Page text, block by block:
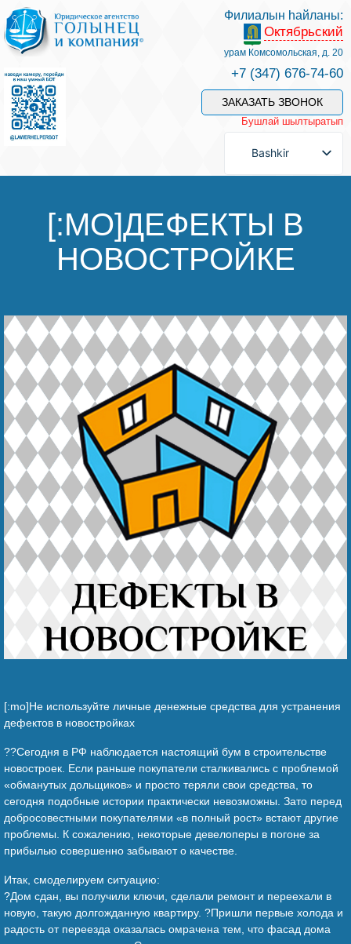
Беҙҙең белгестәр һәм хеҙмәттәр
Хеҙмәт хаҡын түләү
Һорау биреү
Баһалама
Беҙҙең еңеү
Видео тураһында беҙ
Филиалын һайланы:
Октябрьский
урам Комсомольская, д. 20
+7 (347) 676-74-60
ЗАКАЗАТЬ ЗВОНОК
Бушлай шылтыратып
Bashkir
[:MO]ДЕФЕКТЫ В
НОВОСТРОЙКЕ
[:mo]Не используйте личные денежные средства для устранения
дефектов в новостройках
??Сегодня в РФ наблюдается настоящий бум в строительстве
новостроек. Если раньше покупатели сталкивались с проблемой
«обманутых дольщиков» и просто теряли свои средства, то
сегодня подобные истории практически невозможны. Зато перед
добросовестными покупателями «в полный рост» встают другие
проблемы. К сожалению, некоторые девелоперы в погоне за
прибылью совершенно забывают о качестве.
Итак, смоделируем ситуацию:
?️Дом сдан, вы получили ключи, сделали ремонт и переехали в
новую, такую долгожданную квартиру. ?Пришли первые холода и
радость от переезда оказалась омрачена тем, что фасад дома